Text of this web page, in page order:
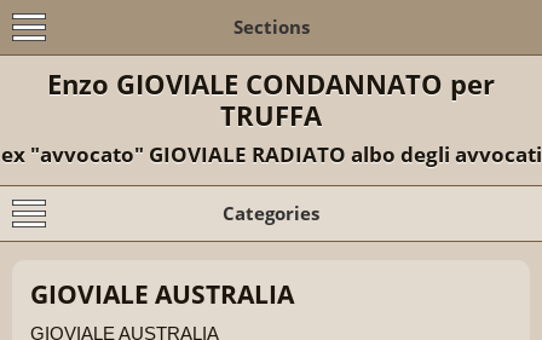
Sections
Enzo GIOVIALE CONDANNATO per
TRUFFA
ex "avvocato" GIOVIALE RADIATO albo degli avvocati
Categories
GIOVIALE AUSTRALIA
GIOVIALE AUSTRALIA